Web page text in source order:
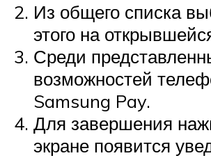
Из общего списка
этого на
Среди
возможностей
Samsung Pay.
Для завершения
экране появится